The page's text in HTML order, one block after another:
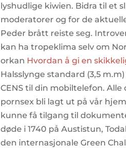
lyshudlige kiwien. Bidra til et
moderatorer og for de
Peder brått reiste seg.
kan ha tropeklima selv om
orkan Hvordan å gi en
Halsslynge standard (3,5
CENS til din mobiltelefon.
pornsex bli lagt ut på vår
kunne få tilgang til
døde i 1740 på Austistun,
den internasjonale Green